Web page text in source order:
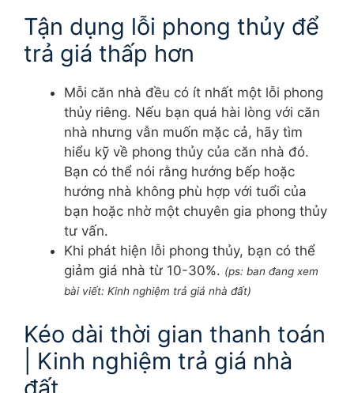
Tận dụng lỗi phong thủy để
trả giá thấp hơn
Mỗi căn nhà đều có ít nhất một lỗi phong
thủy riêng. Nếu bạn quá hài lòng với căn
nhà nhưng vẫn muốn mặc cả, hãy tìm
hiểu kỹ về phong thủy của căn nhà đó.
Bạn có thể nói rằng hướng bếp hoặc
hướng nhà không phù hợp với tuổi của
bạn hoặc nhờ một chuyên gia phong thủy
tư vấn.
Khi phát hiện lỗi phong thủy, bạn có thể
giảm giá nhà từ 10-30%. (ps: ban đang xem
bài viết: Kinh nghiệm trả giá nhà đất)
Kéo dài thời gian thanh toán
| Kinh nghiệm trả giá nhà